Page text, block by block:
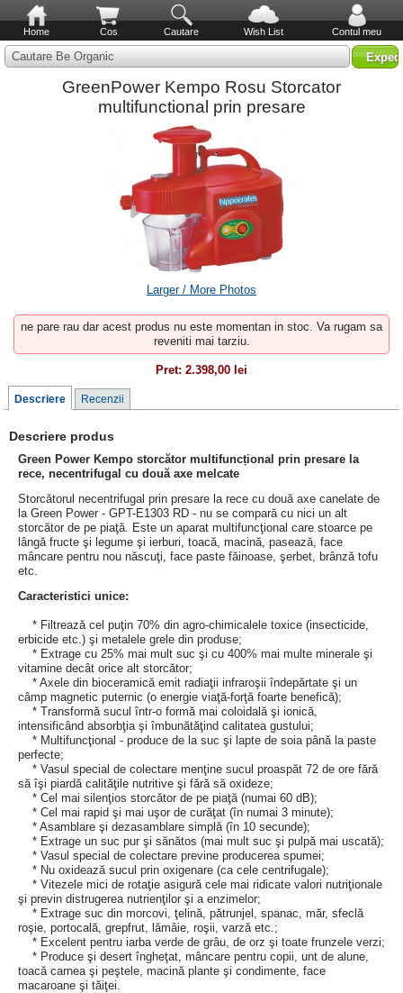
Home Cos Cautare Wish List Contul meu
Cautare Be Organic
GreenPower Kempo Rosu Storcator
multifunctional prin presare
Larger / More Photos
ne pare rau dar acest produs nu este momentan in stoc. Va rugam sa
reveniti mai tarziu.
Pret: 2.398,00 lei
Descriere Recenzii
Descriere produs
Green Power Kempo storcător multifuncțional prin presare la
rece, necentrifugal cu două axe melcate
Storcătorul necentrifugal prin presare la rece cu două axe canelate de
la Green Power - GPT-E1303 RD - nu se compară cu nici un alt
storcător de pe piaţă. Este un aparat multifuncţional care stoarce pe
lângă fructe şi legume şi ierburi, toacă, macină, pasează, face
mâncare pentru nou născuţi, face paste făinoase, şerbet, brânză tofu
etc.
Caracteristici unice:
* Filtrează cel puţin 70% din agro-chimicalele toxice (insecticide,
erbicide etc.) şi metalele grele din produse;
* Extrage cu 25% mai mult suc şi cu 400% mai multe minerale şi
vitamine decât orice alt storcător;
* Axele din bioceramică emit radiaţii infraroşii îndepărtate şi un
câmp magnetic puternic (o energie viaţă-forţă foarte benefică);
* Transformă sucul într-o formă mai coloidală şi ionică,
intensificând absorbţia şi îmbunătăţind calitatea gustului;
* Multifuncţional - produce de la suc şi lapte de soia până la paste
perfecte;
* Vasul special de colectare menţine sucul proaspăt 72 de ore fără
să îşi piardă calităţile nutritive şi fără să oxideze;
* Cel mai silenţios storcător de pe piaţă (numai 60 dB);
* Cel mai rapid şi mai uşor de curăţat (în numai 3 minute);
* Asamblare şi dezasamblare simplă (în 10 secunde);
* Extrage un suc pur şi sănătos (mai mult suc şi pulpă mai uscată);
* Vasul special de colectare previne producerea spumei;
* Nu oxidează sucul prin oxigenare (ca cele centrifugale);
* Vitezele mici de rotaţie asigură cele mai ridicate valori nutriţionale
şi previn distrugerea nutrienţilor şi a enzimelor;
* Extrage suc din morcovi, ţelină, pătrunjel, spanac, măr, sfeclă
roşie, portocală, grepfrut, lămâie, roşii, varză etc.;
* Excelent pentru iarba verde de grâu, de orz şi toate frunzele verzi;
* Produce şi desert îngheţat, mâncare pentru copii, unt de alune,
toacă carnea şi peştele, macină plante şi condimente, face
macaroane şi tăiţei.